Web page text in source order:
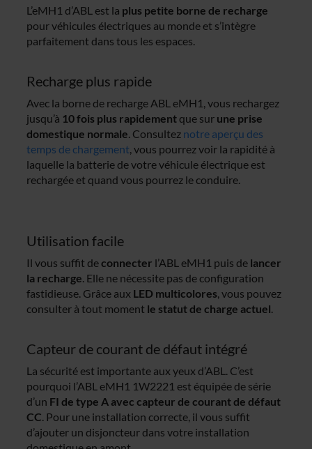
L’eMH1 d’ABL est la plus petite borne de recharge
pour véhicules électriques au monde et s’intègre
parfaitement dans tous les espaces.
Recharge plus rapide
Avec la borne de recharge ABL eMH1, vous rechargez
jusqu’à 10 fois plus rapidementque sur une prise
domestique normale. Consultez notre aperçu des
temps de chargement, vous pourrez voir la rapidité à
laquelle la batterie de votre véhicule électrique est
rechargée et quand vous pourrez le conduire.
Utilisation facile
Il vous suffit deconnecter l’ABL eMH1 puis de lancer
la recharge. Elle ne nécessite pas de configuration
fastidieuse. Grâce aux LED multicolores, vous pouvez
consulter à tout moment le statut de charge actuel.
Capteur de courant de défaut intégré
La sécurité est importante aux yeux d’ABL. C’est
pourquoi l’ABL eMH1 1W2221 est équipée de série
d’un FI de type A avec capteur de courant de défaut
CC. Pour une installation correcte, il vous suffit
d’ajouter un disjoncteur dans votre installation